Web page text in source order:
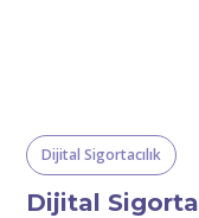
Dijital Sigortacılık
Dijital